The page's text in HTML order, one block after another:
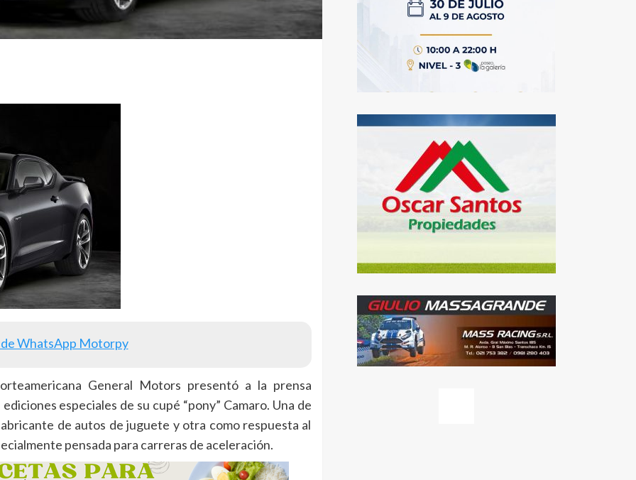
de WhatsApp Motorpy
General Motors presentó a la prensa
especiales de su cupé “pony” Camaro. Una de
de autos de juguete y otra como respuesta al
pensada para carreras de aceleración.